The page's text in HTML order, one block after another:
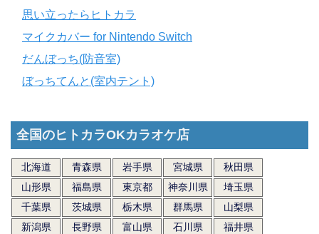
思い立ったらヒトカラ
マイクカバー for Nintendo Switch
だんぼっち(防音室)
ぼっちてんと(室内テント)
全国のヒトカラOKカラオケ店
北海道 青森県 岩手県 宮城県
秋田県
山形県
福島県 東京都 神奈川県
埼玉県
千葉県
茨城県 栃木県 群馬県
山梨県
新潟県
長野県 富山県 石川県
福井県